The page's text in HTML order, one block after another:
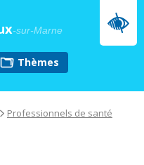
-sur-Marne
thèmes
Professionnels de santé